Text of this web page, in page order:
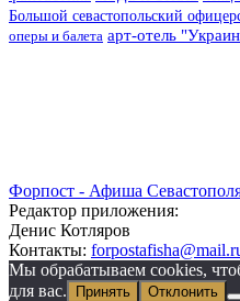
Большой севастопольский
оперы и балета арт-отель
Форпост - Афиша
Редактор приложения:
Денис Котляров
Контакты:
Мы обрабатываем cookies,
для вас.
Принять Отклонить